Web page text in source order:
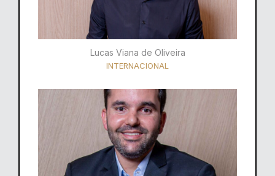
Lucas Viana de Oliveira
INTERNACIONAL